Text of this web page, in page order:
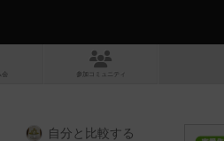
コミュニティ
自分と 比較する